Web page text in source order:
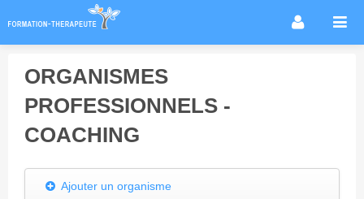
Thérapies / méthodes
ORGANISMES
PROFESSIONNELS -
COACHING
Ajouter un organisme